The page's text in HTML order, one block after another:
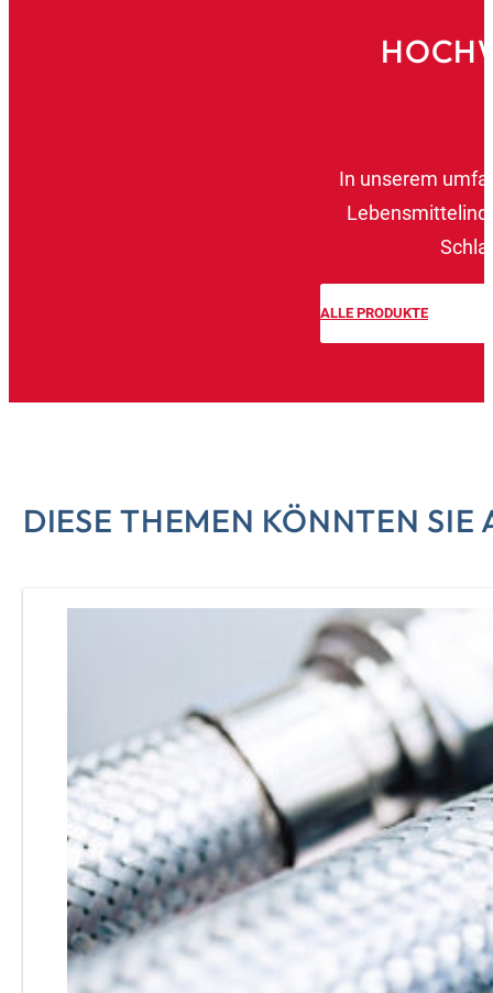
In unserem
ALLE PRODUKTE
DIESE THEMEN KÖNNTEN SIE